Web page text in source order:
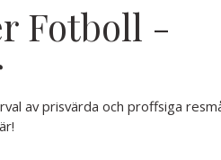
Fotboll -
av prisvärda och proffsiga